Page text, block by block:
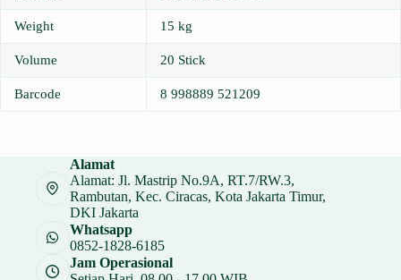
Weight 15 kg
Volume 20 Stick
Barcode 8 998889 521209
Alamat
Alamat: Jl. Mastrip No.9A, RT.7/RW.3,
Rambutan, Kec. Ciracas, Kota Jakarta Timur,
DKI Jakarta
Whatsapp
0852-1828-6185
Jam Operasional